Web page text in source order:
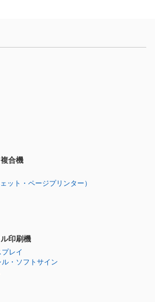
合機
ット・ページプリンター）
印刷機
レイ
・ソフトサイン